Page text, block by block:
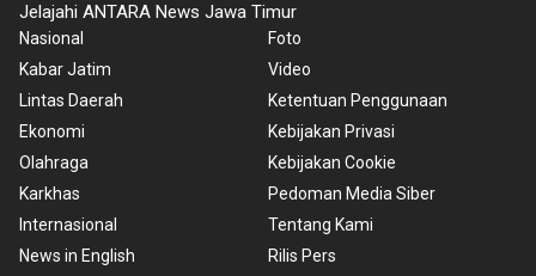
Jelajahi ANTARA News Jawa Timur
Nasional
Kabar Jatim
Lintas Daerah
Ekonomi
Olahraga
Karkhas
Internasional
News in English
Foto
Video
Ketentuan Penggunaan
Kebijakan Privasi
Kebijakan Cookie
Pedoman Media Siber
Tentang Kami
Rilis Pers